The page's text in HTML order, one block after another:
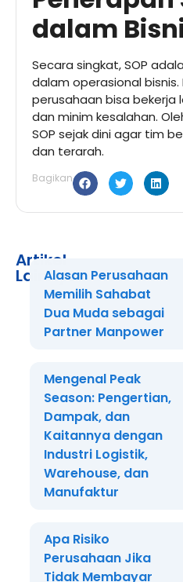
dalam
Secara singkat, SOP
dalam operasional bisnis.
perusahaan bisa bekerja
dan minim kesalahan.
SOP sejak dini agar tim
dan terarah.
Bagikan
Artikel
Lainnya
Alasan Perusahaan
Memilih Sahabat
Dua Muda sebagai
Partner Manpower
Mengenal Peak
Season: Pengertian,
Dampak, dan
Kaitannya dengan
Industri Logistik,
Warehouse, dan
Manufaktur
Apa Risiko
Perusahaan Jika
Tidak Membayar